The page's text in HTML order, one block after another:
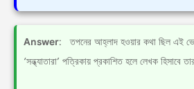
Answer: তপনের আহ্লাদ হওয়ার কথা ছিল এই
‘সন্ধ্যাতারা’ পত্রিকায় প্রকাশিত হলে লেখক হিসাবে